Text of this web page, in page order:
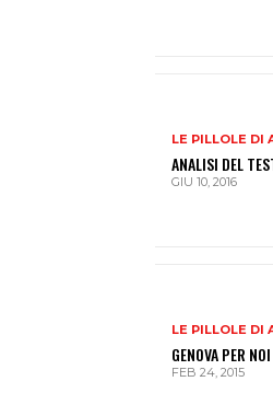
LE PILLOLE DI
ANALISI DEL
GIU 10, 2016
LE PILLOLE DI
GENOVA PER
FEB 24, 2015